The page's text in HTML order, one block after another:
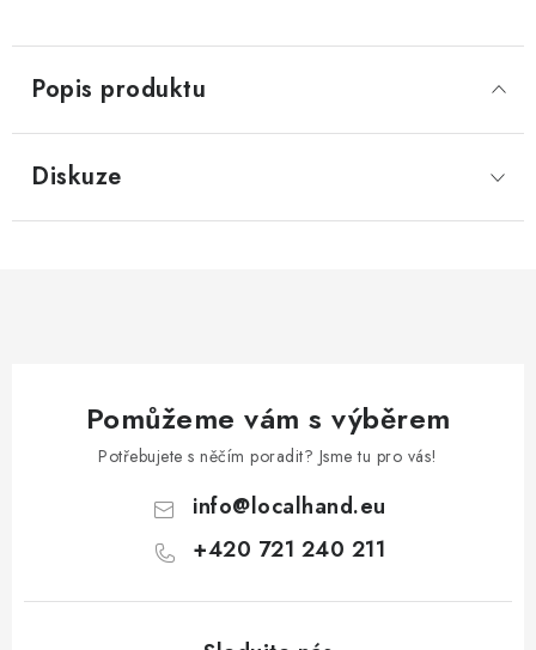
Popis produktu
Diskuze
Pomůžeme vám s výběrem
Potřebujete s něčím poradit? Jsme tu pro vás!
info@localhand.eu
+420 721 240 211